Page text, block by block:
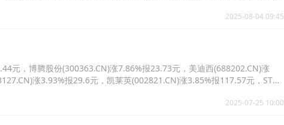
2025-08-04 09:45
元，博腾股份(300363.CN)涨7.86%报23.73元，美迪西(688202.CN)涨
涨3.93%报29.6元，凯莱英(002821.CN)涨3.85%报117.57元，ST诺
2025-07-25 10:00